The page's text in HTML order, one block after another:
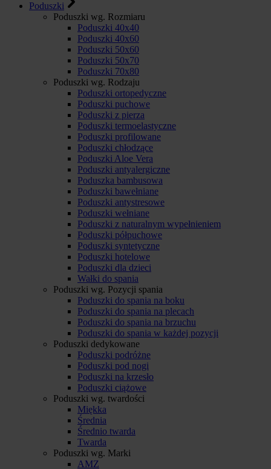
Poduszki
Poduszki wg. Rozmiaru
Poduszki 40x40
Poduszki 40x60
Poduszki 50x60
Poduszki 50x70
Poduszki 70x80
Poduszki wg. Rodzaju
Poduszki ortopedyczne
Poduszki puchowe
Poduszki z pierza
Poduszki termoelastyczne
Poduszki profilowane
Poduszki chłodzące
Poduszki Aloe Vera
Poduszki antyalergiczne
Poduszka bambusowa
Poduszki bawełniane
Poduszki antystresowe
Poduszki wełniane
Poduszki z naturalnym wypełnieniem
Poduszki półpuchowe
Poduszki syntetyczne
Poduszki hotelowe
Poduszki dla dzieci
Wałki do spania
Poduszki wg. Pozycji spania
Poduszki do spania na boku
Poduszki do spania na plecach
Poduszki do spania na brzuchu
Poduszki do spania w każdej pozycji
Poduszki dedykowane
Poduszki podróżne
Poduszki pod nogi
Poduszki na krzesło
Poduszki ciążowe
Poduszki wg. twardości
Miękka
Średnia
Średnio twarda
Twarda
Poduszki wg. Marki
AMZ